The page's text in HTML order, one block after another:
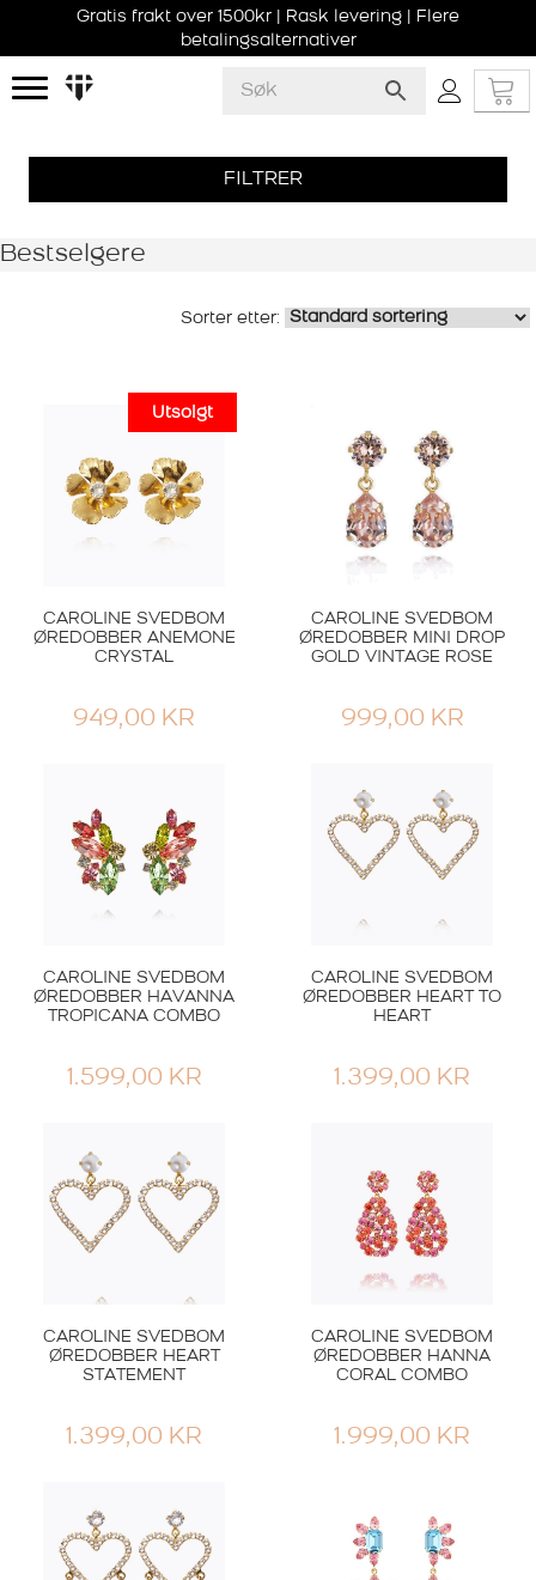
Gratis frakt over 1500kr | Rask levering | Flere
betalingsalternativer
FILTRER
Bestselgere
CAROLINE SVEDBOM
ØREDOBBER ANEMONE
CRYSTAL
949,00 KR
CAROLINE SVEDBOM
ØREDOBBER MINI DROP
GOLD VINTAGE ROSE
999,00 KR
CAROLINE SVEDBOM
ØREDOBBER HAVANNA
TROPICANA COMBO
1.599,00 KR
CAROLINE SVEDBOM
ØREDOBBER HEART TO
HEART
1.399,00 KR
CAROLINE SVEDBOM
ØREDOBBER HEART
STATEMENT
1.399,00 KR
CAROLINE SVEDBOM
ØREDOBBER HANNA
CORAL COMBO
1.999,00 KR